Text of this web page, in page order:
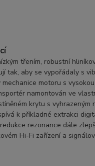
třením, robustní
tak, aby se vypořádaly s
mechanice motoru s
namontován ve
krytu s vyhrazeným
k příkladné extrakci
rezonance dále
Hi-Fi zařízení a